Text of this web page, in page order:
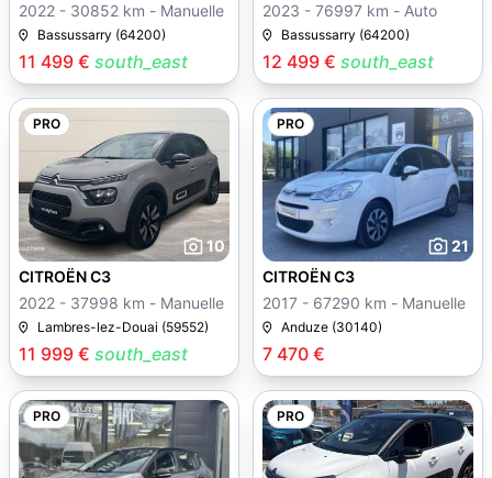
11 499 € south_east
2022 - 30852 km - Manuelle
Bassussarry (64200)
12 499 € south_east
2023 - 76997 km - Auto
Bassussarry (64200)
PRO
10
11 999 € south_east
CITROËN C3
2022 - 37998 km - Manuelle
Lambres-lez-Douai (59552)
PRO
21
7 470 €
CITROËN C3
2017 - 67290 km - Manuelle
Anduze (30140)
PRO PRO